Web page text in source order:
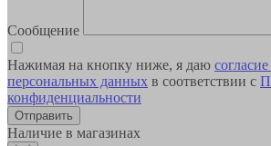
Сообщение
Нажимая на кнопку ниже, я даю
персональных данных в соответствии с
конфиденциальности
Наличие в магазинах